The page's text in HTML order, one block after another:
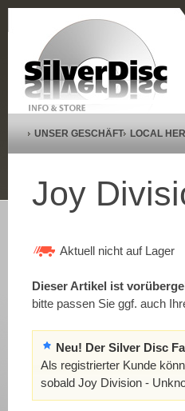
UNSER GESCHÄFT LOCAL
Joy
Aktuell nicht auf Lager
Dieser Artikel ist
bitte passen Sie ggf. auch
Neu! Der Silver Disc
Als registrierter Kunde
sobald Joy Division -